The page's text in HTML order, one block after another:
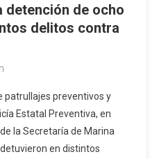
detención de ocho
delitos contra
patrullajes preventivos y
Estatal Preventiva, en
la Secretaría de Marina
en distintos